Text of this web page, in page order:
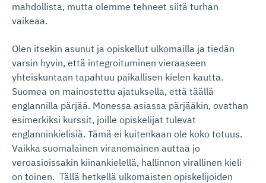
mahdollista, mutta olemme tehneet siitä turhan
vaikeaa.
Olen itsekin asunut ja opiskellut ulkomailla ja tiedän
varsin hyvin, että integroituminen vieraaseen
yhteiskuntaan tapahtuu paikallisen kielen kautta.
Suomea on mainostettu ajatuksella, että täällä
englannilla pärjää. Monessa asiassa pärjääkin, ovathan
esimerkiksi kurssit, joille opiskelijat tulevat
englanninkielisiä. Tämä ei kuitenkaan ole koko totuus.
Vaikka suomalainen viranomainen auttaa jo
veroasioissakin kiinankielellä, hallinnon virallinen kieli
on toinen. Tällä hetkellä ulkomaisten opiskelijoiden